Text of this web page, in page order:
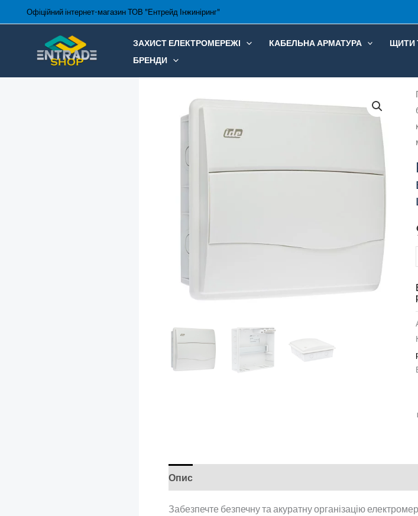
Перейти
до
Офіційний інтернет-магазин ТОВ "Ентрейд Інжиніринг"
ЗАХИСТ ЕЛЕКТРОМЕРЕЖІ КАБЕЛЬНА АРМАТУРА
ЩИТИ
БРЕНДИ
і
Опис
Забезпечте безпечну та акуратну організацію